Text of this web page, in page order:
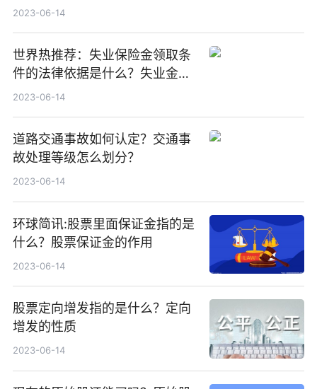
2023-06-14
世界热推荐：失业保险金领取条
件的法律依据是什么？失业金领
取条件及标准是什么？
2023-06-14
道路交通事故如何认定？交通事
故处理等级怎么划分？
2023-06-14
环球简讯:股票里面保证金指的是
什么？股票保证金的作用
2023-06-14
股票定向增发指的是什么？定向
增发的性质
2023-06-14